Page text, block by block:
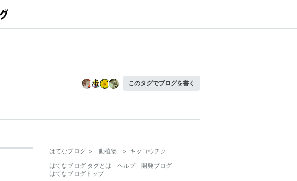
このタグでブログを書く
はてなブログ > 動植物 > キッコウチク
はてなブログ タグとは
ヘルプ
開発ブログ
はてなブログトップ